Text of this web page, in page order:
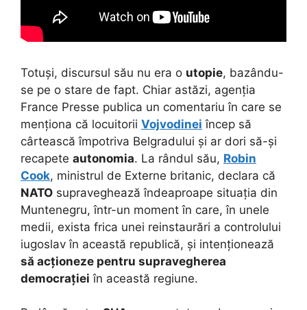
Totuși, discursul său nu era o utopie, bazându-
se pe o stare de fapt. Chiar astăzi, agenția
France Presse publica un comentariu în care se
menționa că locuitorii Vojvodinei încep să
cârtească împotriva Belgradului și ar dori să-și
recapete autonomia. La rândul său, Robin
Cook, ministrul de Externe britanic, declara că
NATO supraveghează îndeaproape situația din
Muntenegru, într-un moment în care, în unele
medii, exista frica unei reinstaurări a controlului
iugoslav în această republică, și intenționează
să acționeze pentru supravegherea
democrației în această regiune.